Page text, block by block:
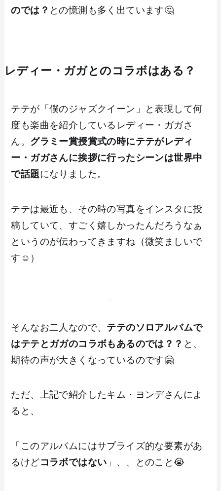
のでは？ との憶測も多く出ています🤔
レディー・ガガとのコラボはある？
テテが「僕のジャズクイーン」と表現して何
度も楽曲を紹介しているレディー・ガガさ
ん。 グラミー賞授賞式の時にテテがレディ
ー・ガガさんに挨拶に行ったシーンは世界中
で話題になりました。
テテは最近も、その時の写真をインスタに投
稿していて、すごく嬉しかったんだろうなぁ
というのが伝わってきますね（微笑ましいで
す☺️）
そんなお二人なので、 テテのソロアルバムで
はテテとガガのコラボもあるのでは？？ と、
期待の声が大きくなっているのです🤗
ただ、上記で紹介したキム・ヨンデさんによ
ると、
「このアルバムにはサプライズ的な要素があ
るけどコラボではない 」、、とのこと😭